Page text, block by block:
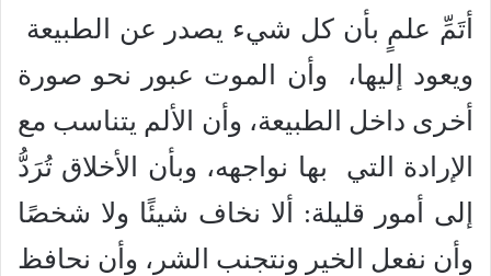
أتَمِّ علمٍ بأن كل شيء يصدر عن الطبيعة
ويعود إليها، وأن الموت عبور نحو صورة
أخرى داخل الطبيعة، وأن الألم يتناسب مع
الإرادة التي بها نواجهه، وبأن الأخلاق تُرَدُّ
إلى أمور قليلة: ألا نخاف شيئًا ولا شخصًا
وأن نفعل الخير ونتجنب الشر، وأن نحافظ